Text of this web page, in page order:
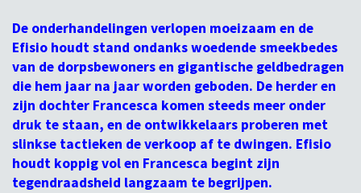
De onderhandelingen verlopen moeizaam en de
Efisio houdt stand ondanks woedende smeekbedes
van de dorpsbewoners en gigantische geldbedragen
die hem jaar na jaar worden geboden. De herder en
zijn dochter Francesca komen steeds meer onder
druk te staan, en de ontwikkelaars proberen met
slinkse tactieken de verkoop af te dwingen. Efisio
houdt koppig vol en Francesca begint zijn
tegendraadsheid langzaam te begrijpen.